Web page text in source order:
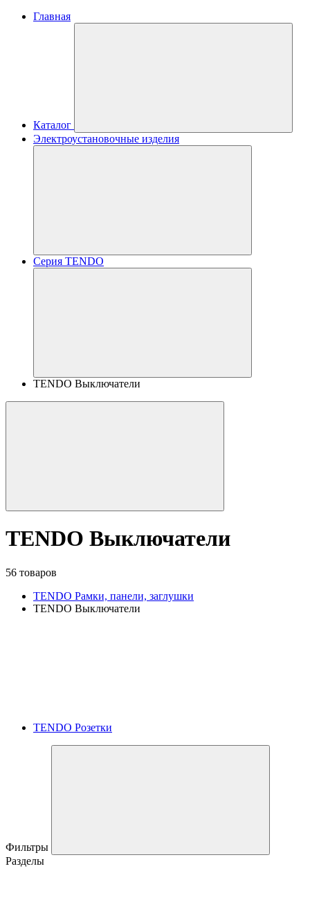
Главная
Каталог
Электроустановочные изделия
Серия TENDO
TENDO Выключатели
TENDO Выключатели
56 товаров
TENDO Рамки, панели, заглушки
TENDO Выключатели
TENDO Розетки
Фильтры
Разделы